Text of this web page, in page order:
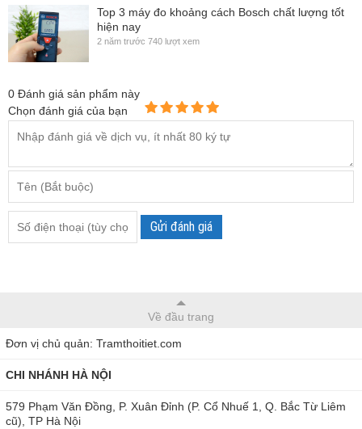
Top 3 máy đo khoảng cách Bosch chất lượng tốt
hiện nay
2 năm trước 740 lượt xem
0 Đánh giá sản phẩm này
Chọn đánh giá của bạn
Gửi đánh giá
Về đầu trang
Đơn vị chủ quản: Tramthoitiet.com
CHI NHÁNH HÀ NỘI
579 Phạm Văn Đồng, P. Xuân Đỉnh (P. Cổ Nhuế 1, Q. Bắc Từ Liêm
cũ), TP Hà Nội